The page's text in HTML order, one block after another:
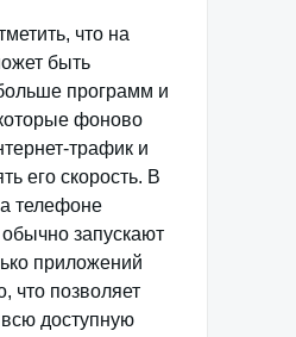
что на
быть
программ и
фоново
трафик и
его скорость. В
телефоне
запускают
приложений
что позволяет
доступную